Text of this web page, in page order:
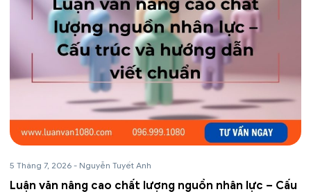
5 Tháng 7, 2026 - Nguyễn Tuyết Anh
Luận văn nâng cao chất lượng nguồn nhân lực – Cấu